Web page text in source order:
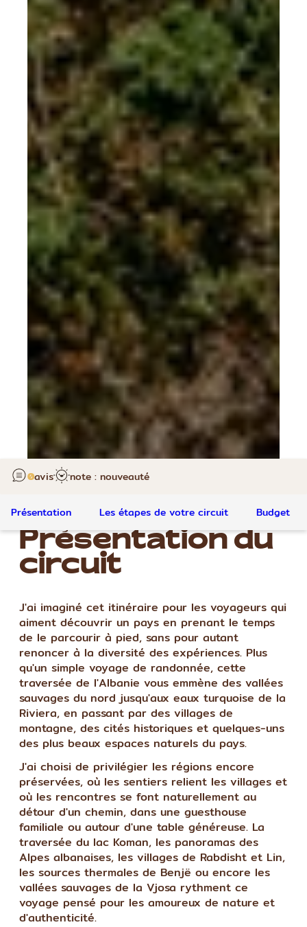
Présentation Les étapes de votre circuit Budget
0avis note : nouveauté
Présentation du
circuit
J'ai imaginé cet itinéraire pour les voyageurs qui
aiment découvrir un pays en prenant le temps
de le parcourir à pied, sans pour autant
renoncer à la diversité des expériences. Plus
qu'un simple voyage de randonnée, cette
traversée de l'Albanie vous emmène des vallées
sauvages du nord jusqu'aux eaux turquoise de la
Riviera, en passant par des villages de
montagne, des cités historiques et quelques-uns
des plus beaux espaces naturels du pays.
J'ai choisi de privilégier les régions encore
préservées, où les sentiers relient les villages et
où les rencontres se font naturellement au
détour d'un chemin, dans une guesthouse
familiale ou autour d'une table généreuse. La
traversée du lac Koman, les panoramas des
Alpes albanaises, les villages de Rabdisht et Lin,
les sources thermales de Benjë ou encore les
vallées sauvages de la Vjosa rythment ce
voyage pensé pour les amoureux de nature et
d'authenticité.